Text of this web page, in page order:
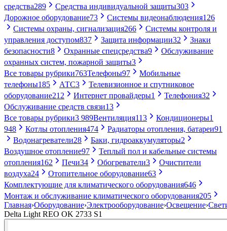
средства289 Средства индивидуальной защиты303
Дорожное оборудование73 Системы видеонаблюдения126
Системы охраны, сигнализация266
Системы контроля и
управления доступом837 Защита информации32
Знаки
безопасности8 Охранные спецсредства9
Обслуживание
охранных систем, пожарной защиты3
Все товары рубрики763Телефоны97
Мобильные
телефоны185 АТС3
Телевизионное и спутниковое
оборудование212 Интернет провайдеры1 Телефония32
Обслуживание средств связи13
Все товары рубрики3 989Вентиляция113 Кондиционеры1
948
Котлы отопления474 Радиаторы отопления, батареи91
Водонагреватели28 Баки, гидроаккумуляторы2
Воздушное отопление97
Теплый пол и кабельные системы
отопления162 Печи34 Обогреватели3
Очистители
воздуха24 Отопительное оборудование63
Комплектующие для климатического оборудования646
Монтаж и обслуживание климатического оборудования205
Главная›Оборудование›Электрооборудование›Освещение›
Delta Light REO OK 2733 S1